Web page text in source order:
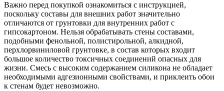
Важно перед покупкой ознакомиться с инструкцией,
поскольку составы для внешних работ значительно
отличаются от грунтовки для внутренних работ с
гипсокартоном. Нельзя обрабатывать стены составами,
подобными фенольной, полистирольной, алкидной,
перхлорвиниловой грунтовке, в состав которых входит
большое количество токсичных соединений опасных для
жизни. Смесь с высоким содержанием силикона не обладает
необходимыми адгезионными свойствами, и приклеить обои
к стенам будет невозможно.